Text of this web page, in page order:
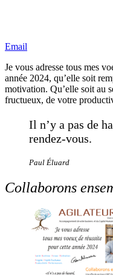
Email
Je vous adresse tous mes
année 2024, qu’elle soit
motivation. Qu’elle soit au
fructueux, de votre
Il n’y a pas de
rendez-vous.
Paul Éluard
Collaborons